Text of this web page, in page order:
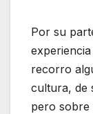
Por su
recorro
cultura, de
pero sobre